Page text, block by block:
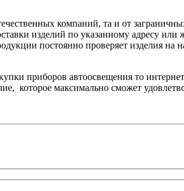
компаний, та и от
изделий по указанному адресу
постоянно проверяет изделия
приборов автоосвещения то
которое максимально сможет